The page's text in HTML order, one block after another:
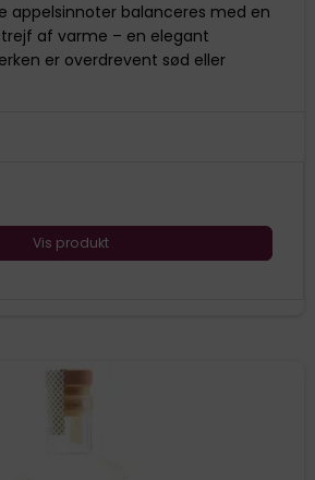
appelsinnoter balanceres med en
af varme – en elegant
er overdrevent sød eller
Vis produkt